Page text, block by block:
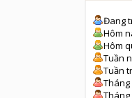
Đang
Hôm
Hôm
Tuần
Tuần